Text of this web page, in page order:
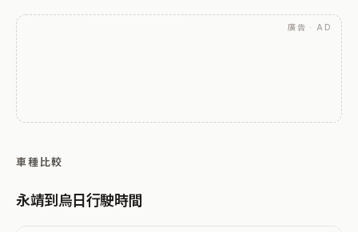
廣告 · AD
車種比較
永靖到烏日行駛時間